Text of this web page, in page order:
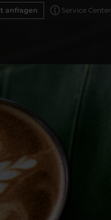
anfragen Service Center